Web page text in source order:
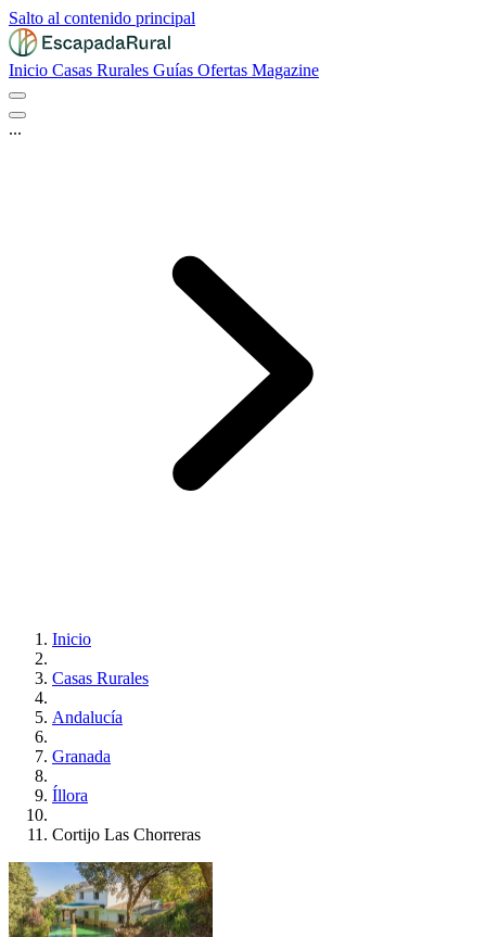
Salto al contenido principal
Inicio Casas Rurales Guías Ofertas Magazine
...
Inicio
Casas Rurales
Andalucía
Granada
Íllora
Cortijo Las Chorreras